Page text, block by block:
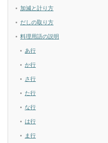
加減と計り方
だしの取り方
料理用語の説明
あ行
か行
さ行
た行
な行
は行
ま行